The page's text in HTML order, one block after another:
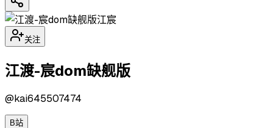
江宸
关注
江渡-宸dom缺舰版
@kai645507474
B站